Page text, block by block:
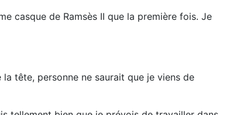
casque de Ramsès II que la première fois. Je
tête, personne ne saurait que je viens de